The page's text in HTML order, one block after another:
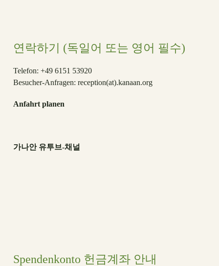
연락하기 (독일어 또는 영어 필수)
Telefon: +49 6151 53920
Besucher-Anfragen: reception(at).kanaan.org
Anfahrt planen
가나안 유투브-채널
Spendenkonto 헌금계좌 안내